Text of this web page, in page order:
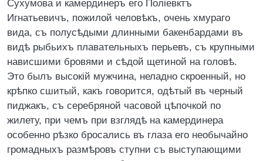
Сухумова и камердинеръ его Поліевктъ
Игнатьевичъ, пожилой человѣкъ, очень хмураго
вида, съ полусѣдыми длинными бакенбардами въ
видѣ рыбьихъ плавательныхъ перьевъ, съ крупными
нависшими бровями и сѣдой щетиной на головѣ.
Это былъ высокій мужчина, неладно скроенный, но
крѣпко сшитый, какъ говорится, одѣтый въ черный
пиджакъ, съ серебряной часовой цѣпочкой по
жилету, при чемъ при взглядѣ на камердинера
особенно рѣзко бросались въ глаза его необычайно
громадныхъ размѣровъ ступни съ выступающими